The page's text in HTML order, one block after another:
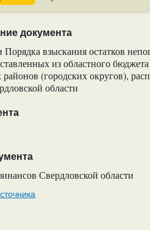
документа
взыскания остатков
из областного
(городских округов),
области
Свердловской области